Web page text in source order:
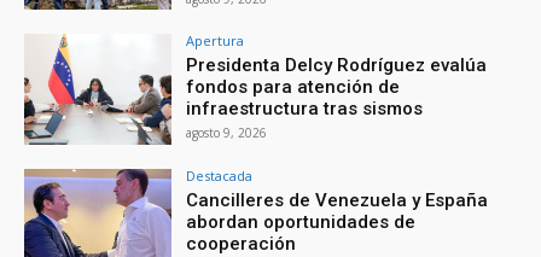
Apertura
Presidenta Delcy Rodríguez evalúa
fondos para atención de
infraestructura tras sismos
agosto 9, 2026
Destacada
Cancilleres de Venezuela y España
abordan oportunidades de
cooperación